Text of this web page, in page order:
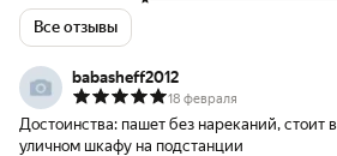
Все отзывы
babasheff2012
18 февраля
Достоинства: пашет без нареканий, стоит в
уличном шкафу на подстанции